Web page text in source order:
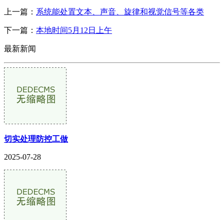
上一篇： 系统能处置文本、声音、旋律和视觉信号等各类
下一篇： 本地时间5月12日上午
最新新闻
切实处理防控工做
2025-07-28